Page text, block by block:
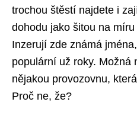
trochou štěstí najdete i
dohodu jako šitou na
Inzerují zde známá
populární už roky. Možná
nějakou provozovnu,
Proč ne, že?